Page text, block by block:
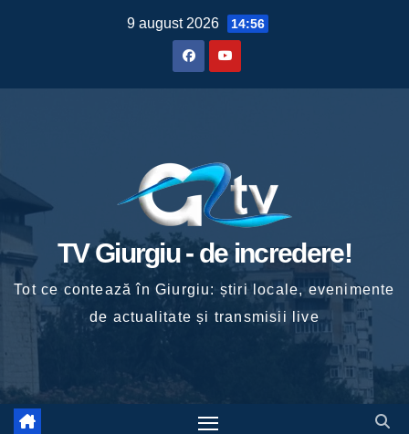
9 august 2026 14:56
TV Giurgiu - de incredere!
Tot ce contează în Giurgiu: știri locale, evenimente
de actualitate și transmisii live